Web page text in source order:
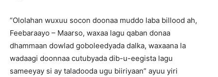
“Ololahan wuxuu socon doonaa muddo laba billood ah,
Feebaraayo – Maarso, waxaa lagu qaban donaa
dhammaan dowlad goboleedyada dalka, waxaana la
wadaagi doonnaa cutubyada dib-u-eegista lagu
sameeyay si ay taladooda ugu biiriyaan” ayuu yiri